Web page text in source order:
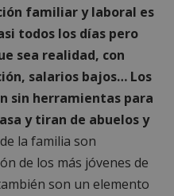
familiar y laboral es
todos los días pero
sea realidad, con
salarios bajos… Los
sin herramientas para
y tiran de abuelos y
la familia son
de los más jóvenes de
son un elemento